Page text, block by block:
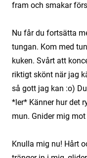
fram och smakar
Nu får du fortsätta
tungan. Kom med
kuken. Svårt att
riktigt skönt när jag
så gott jag kan :o)
*ler* Känner hur det
mun. Gnider mig
Knulla mig nu! Hårt